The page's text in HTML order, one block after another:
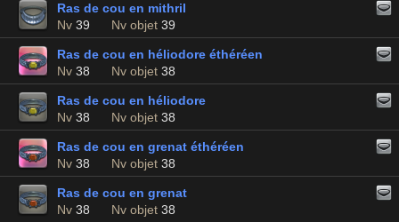
Ras de cou en mithril
Nv 39 Nv objet 39
Ras de cou en héliodore éthéréen
Nv 38 Nv objet 38
Ras de cou en héliodore
Nv 38 Nv objet 38
Ras de cou en grenat éthéréen
Nv 38 Nv objet 38
Ras de cou en grenat
Nv 38 Nv objet 38